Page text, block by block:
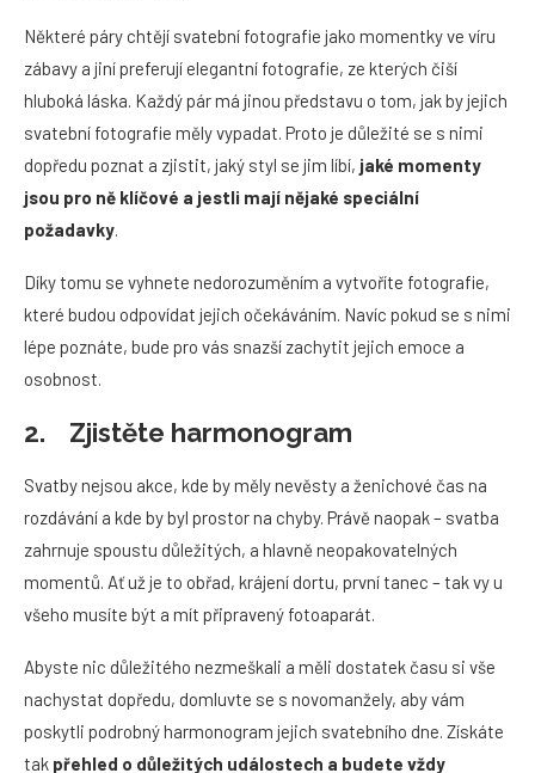
Některé páry chtějí svatební fotografie jako momentky ve víru
zábavy a jiní preferují elegantní fotografie, ze kterých čiší
hluboká láska. Každý pár má jinou představu o tom, jak by jejich
svatební fotografie měly vypadat. Proto je důležité se s nimi
dopředu poznat a zjistit, jaký styl se jim líbí, jaké momenty
jsou pro ně klíčové a jestli mají nějaké speciální
požadavky.
Díky tomu se vyhnete nedorozuměním a vytvoříte fotografie,
které budou odpovídat jejich očekáváním. Navíc pokud se s nimi
lépe poznáte, bude pro vás snazší zachytit jejich emoce a
osobnost.
2. Zjistěte harmonogram
Svatby nejsou akce, kde by měly nevěsty a ženichové čas na
rozdávání a kde by byl prostor na chyby. Právě naopak – svatba
zahrnuje spoustu důležitých, a hlavně neopakovatelných
momentů. Ať už je to obřad, krájení dortu, první tanec – tak vy u
všeho musíte být a mít připravený fotoaparát.
Abyste nic důležitého nezmeškali a měli dostatek času si vše
nachystat dopředu, domluvte se s novomanžely, aby vám
poskytli podrobný harmonogram jejich svatebního dne. Získáte
tak přehled o důležitých událostech a budete vždy